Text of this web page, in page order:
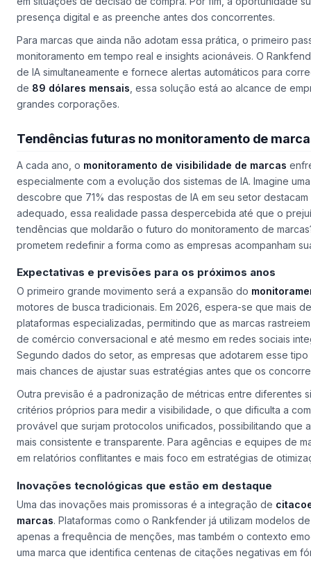
presença digital e as preenche antes dos concorrentes.
Para marcas que ainda não adotam essa prática, o primeiro
monitoramento em tempo real e insights acionáveis. O
de IA simultaneamente e fornece alertas automáticos para
de 89 dólares mensais , essa solução está ao alcance de
grandes corporações.
Tendências futuras no monitoramento de
A cada ano, o monitoramento de visibilidade de marcas
especialmente com a evolução dos sistemas de IA. Imagine
descobre que 71% das respostas de IA em seu setor
adequado, essa realidade passa despercebida até que o
tendências que moldarão o futuro do monitoramento de
prometem redefinir a forma como as empresas acompanham
Expectativas e previsões para os próximos anos
O primeiro grande movimento será a expansão do
motores de busca tradicionais. Em 2026, espera-se que mais
plataformas especializadas, permitindo que as marcas
de comércio conversacional e até mesmo em redes sociais
Segundo dados do setor, as empresas que adotarem esse
mais chances de ajustar suas estratégias antes que os
Outra previsão é a padronização de métricas entre diferentes
critérios próprios para medir a visibilidade, o que dificulta a
provável que surjam protocolos unificados, possibilitando que
mais consistente e transparente. Para agências e equipes de
em relatórios conflitantes e mais foco em estratégias de
Inovações tecnológicas que estão em destaque
Uma das inovações mais promissoras é a integração de
marcas. Plataformas como o Rankfender já utilizam modelos
apenas a frequência de menções, mas também o contexto
uma marca que identifica centenas de citações negativas em